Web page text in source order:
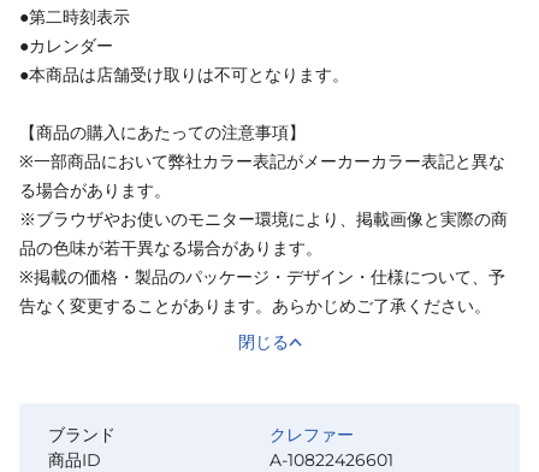
●第二時刻表示
●カレンダー
●本商品は店舗受け取りは不可となります。
【商品の購入にあたっての注意事項】
※一部商品において弊社カラー表記がメーカーカラー表記と異な
る場合があります。
※ブラウザやお使いのモニター環境により、掲載画像と実際の商
品の色味が若干異なる場合があります。
※掲載の価格・製品のパッケージ・デザイン・仕様について、予
告なく変更することがあります。あらかじめご了承ください。
閉じる
ブランド
クレファー
商品ID
A-10822426601